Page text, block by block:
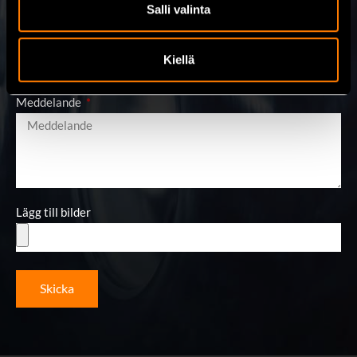
Salli valinta
Kiellä
E-post
Meddelande
Lägg till bilder
Skicka